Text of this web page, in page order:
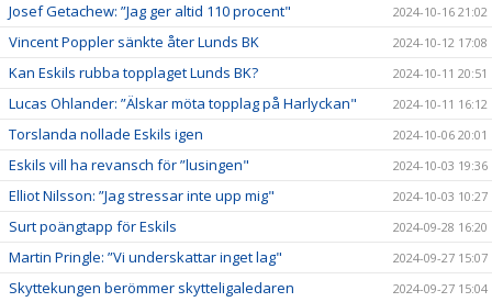
Josef Getachew: ”Jag ger altid 110 procent" 2024-10-16 21:02
Vincent Poppler sänkte åter Lunds BK 2024-10-12 17:08
Kan Eskils rubba topplaget Lunds BK? 2024-10-11 20:51
Lucas Ohlander: ”Älskar möta topplag på Harlyckan" 2024-10-11 16:12
Torslanda nollade Eskils igen 2024-10-06 20:01
Eskils vill ha revansch för ”lusingen" 2024-10-03 19:36
Elliot Nilsson: ”Jag stressar inte upp mig" 2024-10-03 10:27
Surt poängtapp för Eskils 2024-09-28 16:20
Martin Pringle: ”Vi underskattar inget lag" 2024-09-27 15:07
Skyttekungen berömmer skytteligaledaren 2024-09-27 15:04